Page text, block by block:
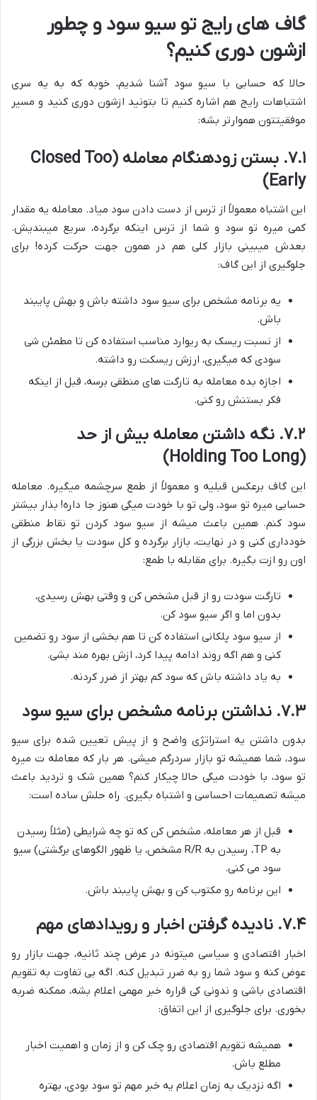
گاف های رایج تو سیو سود و چطور
ازشون دوری کنیم؟
حالا که حسابی با سیو سود آشنا شدیم، خوبه که به یه سری
اشتباهات رایج هم اشاره کنیم تا بتونید ازشون دوری کنید و مسیر
موفقیتتون هموارتر بشه:
۷.۱. بستن زودهنگام معامله (Closed Too
Early)
این اشتباه معمولاً از ترس از دست دادن سود میاد. معامله یه مقدار
کمی میره تو سود و شما از ترس اینکه برگرده، سریع میبندیش.
بعدش میبینی بازار کلی هم در همون جهت حرکت کرده! برای
جلوگیری از این گاف:
یه برنامه مشخص برای سیو سود داشته باش و بهش پایبند
باش.
از نسبت ریسک به ریوارد مناسب استفاده کن تا مطمئن شی
سودی که میگیری، ارزش ریسکت رو داشته.
اجازه بده معامله به تارگت های منطقی برسه، قبل از اینکه
فکر بستنش رو کنی.
۷.۲. نگه داشتن معامله بیش از حد
(Holding Too Long)
این گاف برعکس قبلیه و معمولاً از طمع سرچشمه میگیره. معامله
حسابی میره تو سود، ولی تو با خودت میگی هنوز جا داره! بذار بیشتر
سود کنم. همین باعث میشه از سیو سود کردن تو نقاط منطقی
خودداری کنی و در نهایت، بازار برگرده و کل سودت یا بخش بزرگی از
اون رو ازت بگیره. برای مقابله با طمع:
تارگت سودت رو از قبل مشخص کن و وقتی بهش رسیدی،
بدون اما و اگر سیو سود کن.
از سیو سود پلکانی استفاده کن تا هم بخشی از سود رو تضمین
کنی و هم اگه روند ادامه پیدا کرد، ازش بهره مند بشی.
به یاد داشته باش که سود کم بهتر از ضرر کردنه.
۷.۳. نداشتن برنامه مشخص برای سیو سود
بدون داشتن یه استراتژی واضح و از پیش تعیین شده برای سیو
سود، شما همیشه تو بازار سردرگم میشی. هر بار که معامله ت میره
تو سود، با خودت میگی حالا چیکار کنم؟ همین شک و تردید باعث
میشه تصمیمات احساسی و اشتباه بگیری. راه حلش ساده است:
قبل از هر معامله، مشخص کن که تو چه شرایطی (مثلاً رسیدن
به TP، رسیدن به R/R مشخص، یا ظهور الگوهای برگشتی) سیو
سود می کنی.
این برنامه رو مکتوب کن و بهش پایبند باش.
۷.۴. نادیده گرفتن اخبار و رویدادهای مهم
اخبار اقتصادی و سیاسی میتونه در عرض چند ثانیه، جهت بازار رو
عوض کنه و سود شما رو به ضرر تبدیل کنه. اگه بی تفاوت به تقویم
اقتصادی باشی و ندونی کی قراره خبر مهمی اعلام بشه، ممکنه ضربه
بخوری. برای جلوگیری از این اتفاق:
همیشه تقویم اقتصادی رو چک کن و از زمان و اهمیت اخبار
مطلع باش.
اگه نزدیک به زمان اعلام یه خبر مهم تو سود بودی، بهتره